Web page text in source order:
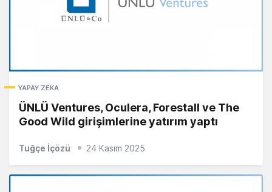
YAPAY ZEKA
ÜNLÜ Ventures, Oculera, Forestall ve The
Good Wild girişimlerine yatırım yaptı
Tuğçe İçözü 24 Kasım 2025